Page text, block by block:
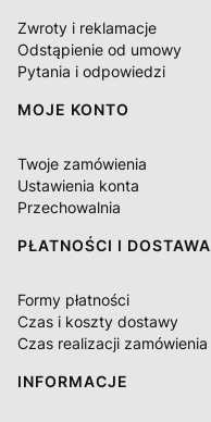
Zwroty i reklamacje
Odstąpienie od umowy
Pytania i odpowiedzi
MOJE KONTO
Twoje zamówienia
Ustawienia konta
Przechowalnia
PŁATNOŚCI I DOSTAWA
Formy płatności
Czas i koszty dostawy
Czas realizacji zamówienia
INFORMACJE